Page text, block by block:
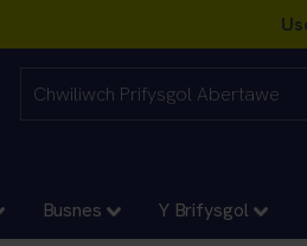
Busnes Y Brifysgol